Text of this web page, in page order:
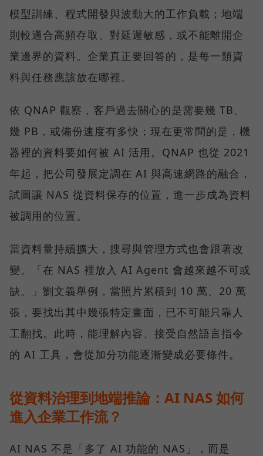
模型訓練、程式開發與波動大的工作負載；地端
則較適合高頻存取、對延遲敏感，或不能離開企
業邊界的資料。企業真正要回答的，是每一類資
料與任務應該放在哪裡。
依 QNAP 觀察，客戶過去關心的是需要幾 TB、
幾 PB，或備份速度有多快；現在更常問的是，機
器裡的資料要如何被 AI 活用。QNAP 也從 2021
年起，把公司發展定調在 AI 與高速網路的融合，
試圖讓 NAS 從資料保存的位置，進一步成為資料
被調用的位置。
當資料量持續擴大，搜尋與管理方式也會跟著改
變。「在 NAS 裡放入 AI Agent 會越來越不可或
缺。」劉文義舉例，當照片累積到 10 萬、20 萬
張，要找出其中幾張特定畫面，已不可能只靠人
工翻找。此時，能理解內容、接受自然語言指令
的 AI 工具，會從加分功能逐漸變成必要條件。
從資料治理到地端推論：AI NAS 如何
進入企業工作流？
AI NAS 不是「多了 AI 功能的 NAS」，而是